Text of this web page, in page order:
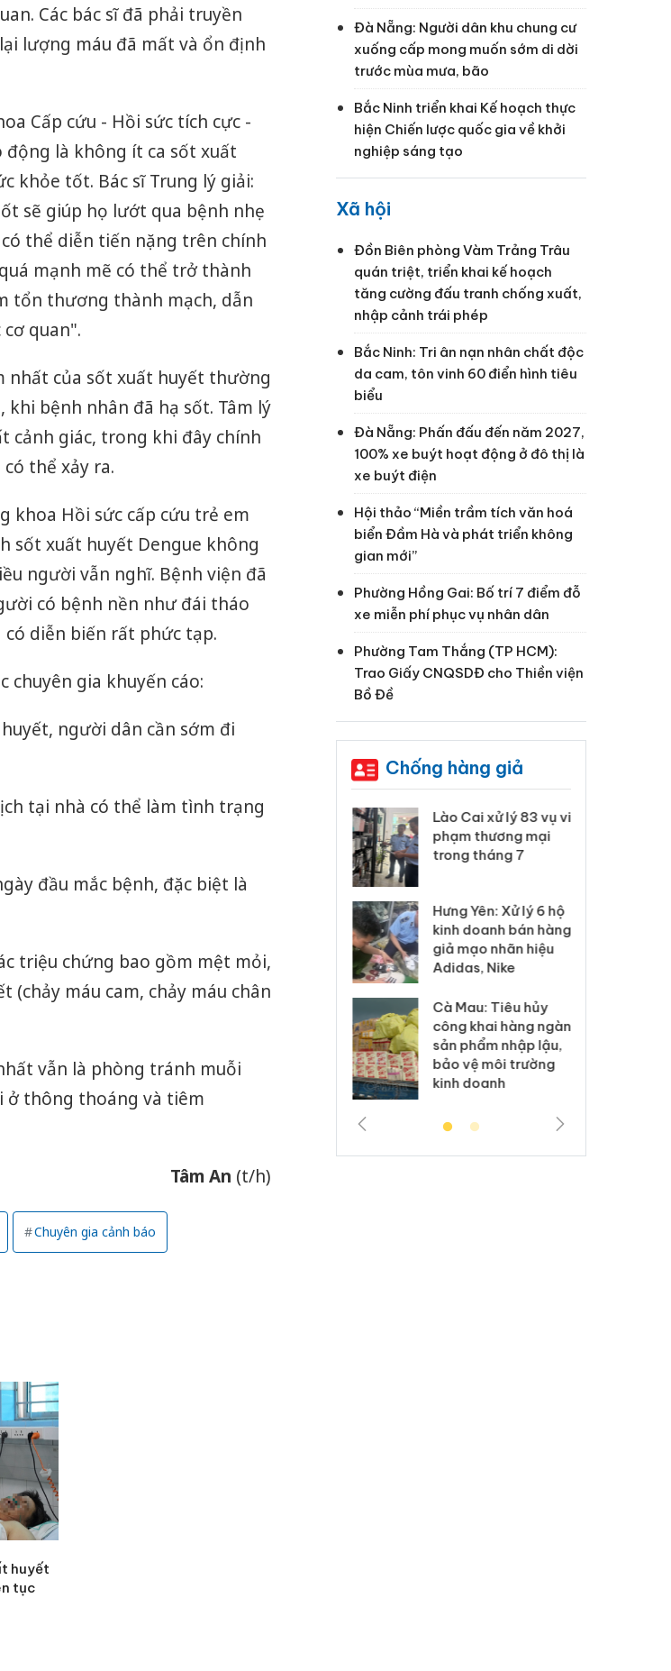
Các bác sĩ đã phải truyền
lượng máu đã mất và ổn định
Cấp cứu - Hồi sức tích cực -
là không ít ca sốt xuất
khỏe tốt. Bác sĩ Trung lý giải:
sẽ giúp họ lướt qua bệnh nhẹ
thể diễn tiến nặng trên chính
mạnh mẽ có thể trở thành
tổn thương thành mạch, dẫn
quan".
nhất của sốt xuất huyết thường
bệnh nhân đã hạ sốt. Tâm lý
cảnh giác, trong khi đây chính
thể xảy ra.
khoa Hồi sức cấp cứu trẻ em
sốt xuất huyết Dengue không
người vẫn nghĩ. Bệnh viện đã
có bệnh nền như đái tháo
diễn biến rất phức tạp.
chuyên gia khuyến cáo:
người dân cần sớm đi
tại nhà có thể làm tình trạng
đầu mắc bệnh, đặc biệt là
triệu chứng bao gồm mệt mỏi,
(chảy máu cam, chảy máu chân
vẫn là phòng tránh muỗi
ở thông thoáng và tiêm
Tâm An (t/h)
Chuyên gia cảnh báo
huyết
tục
Đà Nẵng: Người dân khu chung cư
xuống cấp mong muốn sớm di dời
trước mùa mưa, bão
Bắc Ninh triển khai Kế hoạch thực
hiện Chiến lược quốc gia về khởi
nghiệp sáng tạo
Xã hội
Đồn Biên phòng Vàm Trảng Trâu
quán triệt, triển khai kế hoạch
tăng cường đấu tranh chống xuất,
nhập cảnh trái phép
Bắc Ninh: Tri ân nạn nhân chất độc
da cam, tôn vinh 60 điển hình tiêu
biểu
Đà Nẵng: Phấn đấu đến năm 2027,
100% xe buýt hoạt động ở đô thị là
xe buýt điện
Hội thảo “Miền trầm tích văn hoá
biển Đầm Hà và phát triển không
gian mới”
Phường Hồng Gai: Bố trí 7 điểm đỗ
xe miễn phí phục vụ nhân dân
Phường Tam Thắng (TP HCM):
Trao Giấy CNQSDĐ cho Thiền viện
Bồ Đề
Chống hàng giả
Công an Thanh Hóa
bán yến sào giả
bán bình sữa
Moyuum giả
Quốc ra đầu thú
Lào Cai xử lý 83 vụ vi
phạm thương mại
trong tháng 7
Hưng Yên: Xử lý 6 hộ
kinh doanh bán hàng
giả mạo nhãn hiệu
Adidas, Nike
Cà Mau: Tiêu hủy
công khai hàng ngàn
sản phẩm nhập lậu,
bảo vệ môi trường
kinh doanh